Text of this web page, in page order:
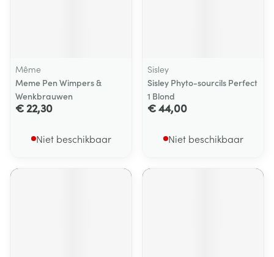
Même
Meme Pen Wimpers &
Wenkbrauwen
€ 22,30
Niet beschikbaar
Sisley
Sisley Phyto-sourcils Perfect
1 Blond
€ 44,00
Niet beschikbaar